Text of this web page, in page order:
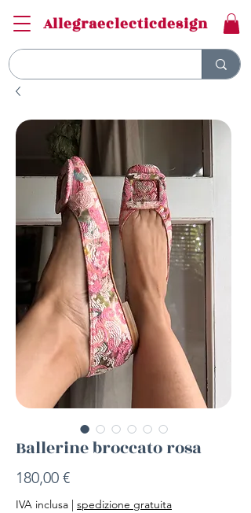
Allegraeclecticdesign
Ballerine broccato rosa
180,00 €Prezzo
IVA inclusa | spedizione gratuita